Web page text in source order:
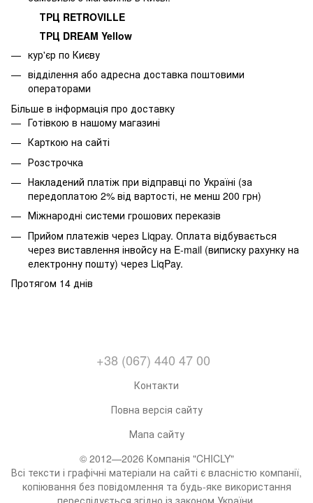
ТРЦ RETROVILLE
ТРЦ DREAM Yellow
кур'єр по Києву
відділення або адресна доставка поштовими
операторами
Більше в інформація про доставку
Готівкою в нашому магазині
Карткою на сайті
Розстрочка
Накладений платіж при відправці по Україні (за
передоплатою 2% від вартості, не менш 200 грн)
Міжнародні системи грошових переказів
Прийом платежів через Liqpay. Оплата відбувається
через виставлення інвойсу на E-mail (виписку рахунку на
електронну пошту) через LiqPay.
Протягом 14 днів
+38 (067) 440 47 00
Контакти
Повна версія сайту
Мапа сайту
© 2012—2026 Компанія "CHICLY"
Всі тексти і графічні матеріали на сайті є власністю компанії,
копіювання без повідомлення та будь-яке використання